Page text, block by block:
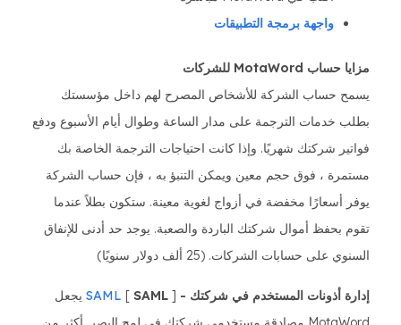
واجهة برمجة التطبيقات
مزايا حساب MotaWord للشركات
يسمح حساب الشركة للأشخاص المصرح لهم داخل مؤسستك
بطلب خدمات الترجمة على مدار الساعة وطوال أيام الأسبوع ودفع
فواتير شركتك شهريًا. وإذا كانت احتياجات الترجمة الخاصة بك
مستمرة ، فوق حجم معين ويمكن التنبؤ به ، فإن حساب الشركة
يوفر أسعارًا مخفضة في أزواج لغوية معينة. ستكون بطلاً عندما
تقوم بحفظ أموال شركتك الباردة والصعبة. يوجد حد أدنى للإنفاق
السنوي على حسابات الشركات. (25 ألف دولار سنويًا)
إدارة أذونات المستخدم في شركتك - [
SAML
]
SAMLيجعل